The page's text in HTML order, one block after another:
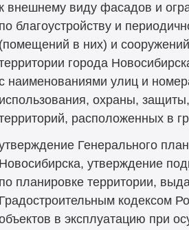
к внешнему виду фасадов и
по благоустройству и
(помещений в них) и
города
наименованиями улиц и
использования, охраны,
расположенных в
Генерального
Новосибирска, утверждение
по планировке территории,
Градостроительным кодексом
в эксплуатацию при